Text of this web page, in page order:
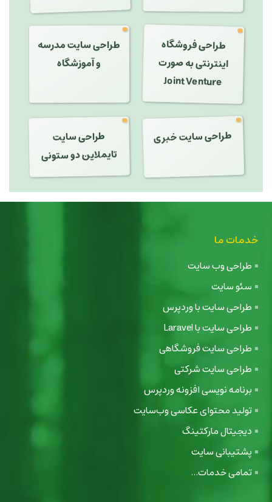
طراحی فروشگاه
اینترنتی به صورت
Joint Venture
طراحی سایت مدرسه
و آموزشگاه
طراحی سایت خبری طراحی سایت
تایملاین دو ستونی
خدمات ما
طراحی وب سایت
سئو سایت
طراحی سایت با وردپرس
طراحی سایت با Laravel
طراحی سایت فروشگاهی
طراحی سایت شرکتی
برنامه نویسی افزونه وردپرس
تولید محتوای عکاسی وب‌سایت
دیجیتال مارکتینگ
پشتیبانی سایت
تمامی خدمات...